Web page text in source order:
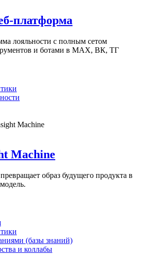
платформа
лояльности с полным сетом
и ботами в MAX, ВК, ТГ
Machine
образ будущего продукта в
(базы знаний)
и коллабы